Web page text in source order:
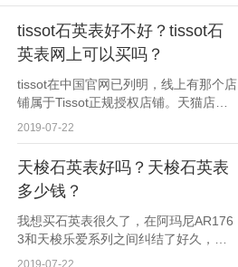
tissot石英表好不好？tissot石
英表网上可以买吗？
tissot在中国官网已列明，线上有那个店
铺属于Tissot正规授权店铺。天猫店铺
仅为带Tissotxxx专卖店，是有正规授权
货源。我前段...
2019-07-22
天梭石英表好吗？天梭石英表
多少钱？
我想买石英表很久了，在阿玛尼AR176
3和天梭乐爱系列之间纠结了好久，去
专柜试戴后，最终决定了要买天梭这
2019-07-22